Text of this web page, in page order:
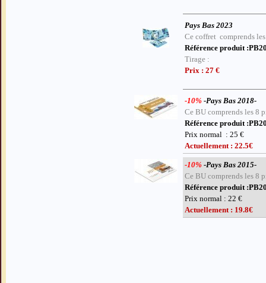
Pays Bas 2023
Ce coffret comprends
Référence produit
Tirage :
Prix : 27 €
-10%-Pays Bas 2018-
Ce BU comprends les 8
Référence produit
Prix normal : 25 €
Actuellement : 22.5€
-10%-Pays Bas 2015-
Ce BU comprends les 8
Référence produit
Prix normal : 22 €
Actuellement : 19.8€